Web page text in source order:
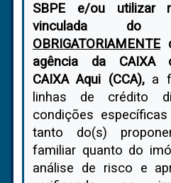
SBPE e/ou utilizar
vinculada do
OBRIGATORIAMENTE
agência da CAIXA
CAIXA Aqui (CCA),a
linhas de crédito
condições
tanto do(s)
familiar quanto do
análise de risco e